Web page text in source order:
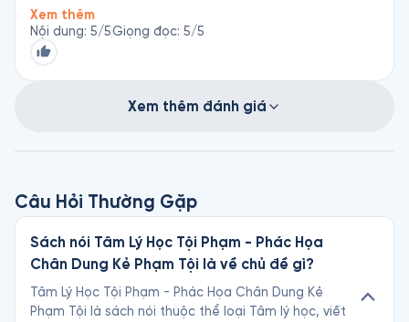
cũng có thể bắt đầu làm thế ngay bây giờ, cuốn Trái tim
của Bụt sẽ là một khởi đầu tốt cho người muốn nhập
môn tìm hiểu nghiêm túc, nhưng nó sẽ khô khan hơn vì
không có câu chuyện sinh động như thầy Morrie.
Xem thêm
Nội dung: 5/5Giọng đọc: 5/5
Xem thêm đánh giá
Câu Hỏi Thường Gặp
Sách nói Tâm Lý Học Tội Phạm - Phác Họa
Chân Dung Kẻ Phạm Tội là về chủ đề gì?
Tâm Lý Học Tội Phạm - Phác Họa Chân Dung Kẻ
Phạm Tội là sách nói thuộc thể loại Tâm lý học, viết